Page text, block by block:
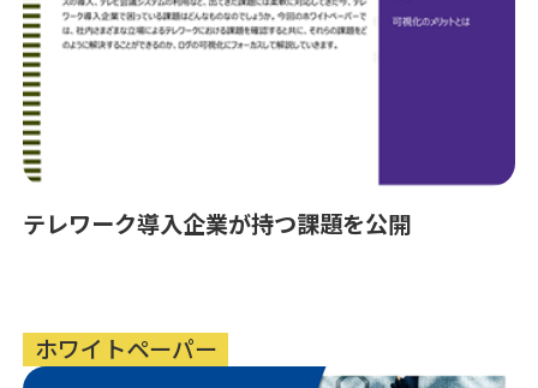
テレワーク導入企業が持つ課題を公開
ホワイトペーパー